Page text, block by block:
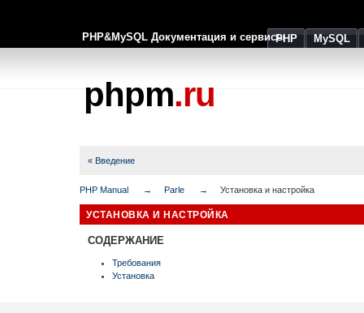
PHP&MySQL Документация и сервисыPHP MySQL
phpm.ru
« Введение
PHP Manual Parle Установка и настройка
УСТАНОВКА И НАСТРОЙКА
СОДЕРЖАНИЕ
Требования
Установка